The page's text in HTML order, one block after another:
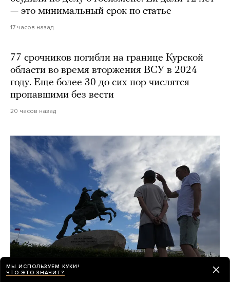
— это минимальный срок по статье
17 часов назад
77 срочников погибли на границе Курской
области во время вторжения ВСУ в 2024
году. Еще более 30 до сих пор числятся
пропавшими без вести
20 часов назад
МЫ ИСПОЛЬЗУЕМ КУКИ!
ЧТО ЭТО ЗНАЧИТ?